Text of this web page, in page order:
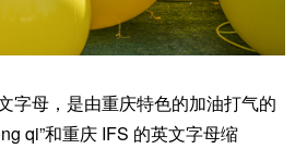
字母，是由重庆特色的加油打气的
qi”和重庆 IFS 的英文字母缩